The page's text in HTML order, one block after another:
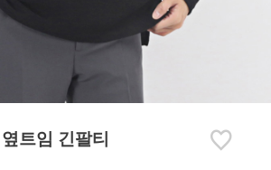
트임 긴팔티